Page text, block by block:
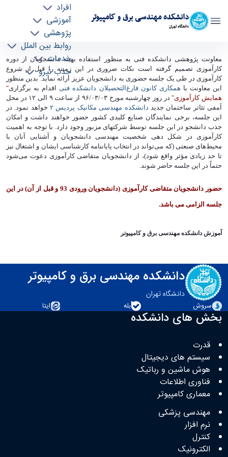
دانشکده مهندسی برق و کامپیوتر
دانشگاه تهران
افراد
آموزشی
پژوهشی
روابط بین الملل
خدمات
جذب نیرو
قابل توجه دانشجویان متقاضی کارآموزی در
تابستان 96 - ece- دانشکده مهندسی برق و
کامپیوتر
معاونت پژوهشی دانشکده فنی به‌ منظور استفاده بهینه دانشجویان از دوره
کارآموزی تصمیم گرفته است نکات ضروری در این زمینه را قبل از شروع
کارآموزی در طی یک جلسه حضوری به دانشجویان عزیز ارائه نماید. بدین منظور
این معاونت با همکاری کانون فارغ‌التحصیلان دانشکده فنیاقدام به برگزاری"
همایش کارآموزی"
در روز چهارشنبه مورخ ۰۳/‏۰۳/‏۹۶ از ساعت ۹ الی ۱۲ در محل
آمفی ‏تئاتر ساختمان جدید دانشکده مهندسی مکانیک پردیس ۲
خواهد نمود. در
این جلسه، برخی نمایندگان صنایع کلیدی کشور حضور خواهند داشت و امکان
جذب دانشجو در این جلسه توسط شرکت‏های مزبور وجود دارد. با توجه به اهمیت
کارآموزی در شکل‏ دهی شخصیت مهندسی دانشجویان و آشنایی آنان با
محیط‌های صنعتی (که می‌تواند در انتخاب پایان‎‏نامه کارشناسی ایشان و اشتغال نیز
تا حد زیادی مؤثر واقع شود)، از دانشجویان متقاضی کارآموزی دعوت می‌شود
حتماً در این جلسه حاضر شوند.
حضور دانشجویان متقاضی کارآموزی (دانشجویان ورودی 93 و قبل از آن) در این
جلسه الزامی می باشد.
آموزش دانشکده مهندسی برق و کامپیوتر
دانشکده مهندسی برق و کامپیوتر
دانشگاه تهران
سروش
بله ایتا
بخش های دانشکده
قدرت
سیستم های دیجیتال
هوش ماشین و رباتیک
فناوری اطلاعات
معماری کامپیوتر
مهندسی پزشکی
نرم افزار
کنترل
الکترونیک